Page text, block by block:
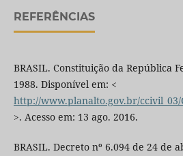
REFERÊNCIAS
BRASIL. Constituição da República
1988. Disponível em: <
http://www.planalto.gov.br/
>. Acesso em: 13 ago. 2016.
BRASIL. Decreto nº 6.094 de 24 de